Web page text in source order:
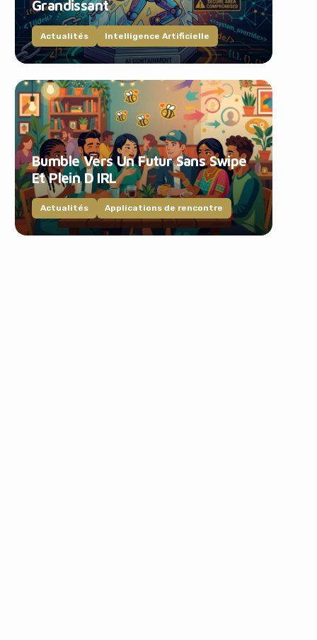
Grandissant
Actualités Intelligence Artificielle
Bumble Vers Un Futur Sans Swipe
Et Plein D IRL
Actualités Applications de rencontre